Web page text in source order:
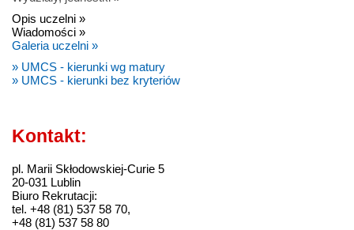
Opis uczelni »
Wiadomości »
Galeria uczelni »
» UMCS - kierunki wg matury
» UMCS - kierunki bez kryteriów
Kontakt:
pl. Marii Skłodowskiej-Curie 5
20-031 Lublin
Biuro Rekrutacji:
tel. +48 (81) 537 58 70,
+48 (81) 537 58 80